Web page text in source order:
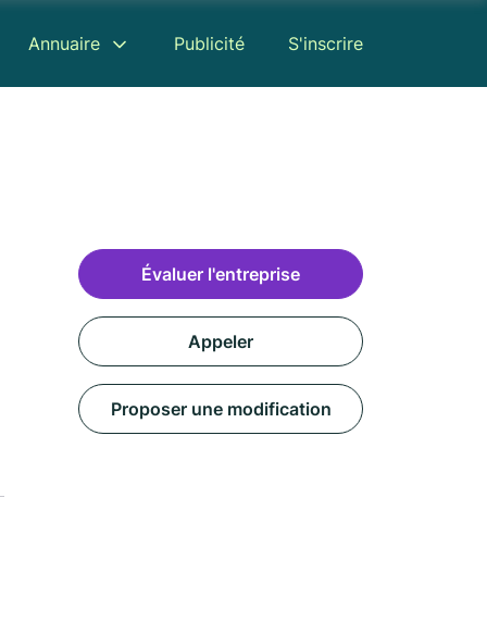
Annuaire Publicité S'inscrire
Évaluer l'entreprise
Appeler
Proposer une modification